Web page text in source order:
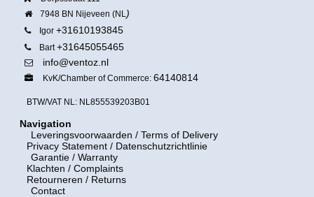
7948 BN Nijeveen (NL)
Igor +31610193845
Bart+31645055465
info@ventoz.nl
KvK/Chamber of Commerce: 64140814
BTW/VAT NL: NL855539203B01
Navigation
Leveringsvoorwaarden / Terms of Delivery
Privacy Statement / Datenschutzrichtlinie
Garantie / Warranty
Klachten / Complaints
Retourneren / Returns
Contact